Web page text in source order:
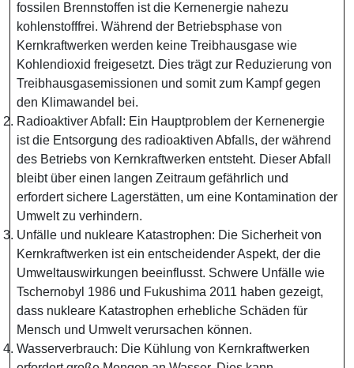
fossilen Brennstoffen ist die Kernenergie nahezu
kohlenstofffrei. Während der Betriebsphase von
Kernkraftwerken werden keine Treibhausgase wie
Kohlendioxid freigesetzt. Dies trägt zur Reduzierung von
Treibhausgasemissionen und somit zum Kampf gegen
den Klimawandel bei.
Radioaktiver Abfall: Ein Hauptproblem der Kernenergie
ist die Entsorgung des radioaktiven Abfalls, der während
des Betriebs von Kernkraftwerken entsteht. Dieser Abfall
bleibt über einen langen Zeitraum gefährlich und
erfordert sichere Lagerstätten, um eine Kontamination der
Umwelt zu verhindern.
Unfälle und nukleare Katastrophen: Die Sicherheit von
Kernkraftwerken ist ein entscheidender Aspekt, der die
Umweltauswirkungen beeinflusst. Schwere Unfälle wie
Tschernobyl 1986 und Fukushima 2011 haben gezeigt,
dass nukleare Katastrophen erhebliche Schäden für
Mensch und Umwelt verursachen können.
Wasserverbrauch: Die Kühlung von Kernkraftwerken